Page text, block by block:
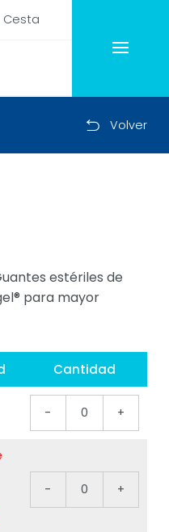
Cesta
Volver
estériles de
para mayor
Cantidad
- 0 +
- 0 +